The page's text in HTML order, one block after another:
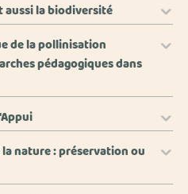
aussi la biodiversité
de la pollinisation
pédagogiques dans
nature : préservation ou